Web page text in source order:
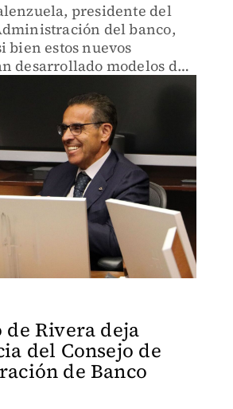
presidente del
del banco,
bien estos nuevos
desarrollado modelos de
los canales físicos.
Rivera deja
del Consejo de
de Banco